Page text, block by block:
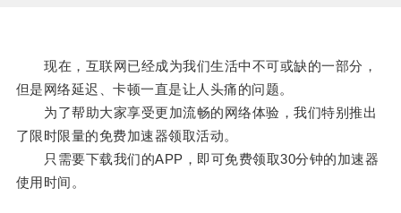
现在，互联网已经成为我们生活中不可或缺的一部分，
但是网络延迟、卡顿一直是让人头痛的问题。
为了帮助大家享受更加流畅的网络体验，我们特别推出
了限时限量的免费加速器领取活动。
只需要下载我们的APP，即可免费领取30分钟的加速器
使用时间。